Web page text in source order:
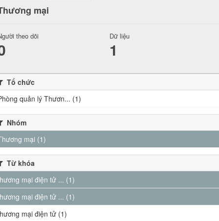
mại
theo dõi Dữ liệu
1
Tổ chức
quản lý Thươn... (1)
Nhóm
mại (1)
Từ khóa
mại điện tử ... (1)
mại điện tử ... (1)
mại điện tử (1)